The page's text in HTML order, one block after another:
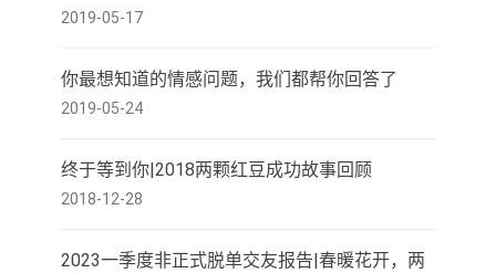
2019-05-17
你最想知道的情感问题，我们都帮你回答了
2019-05-24
终于等到你|2018两颗红豆成功故事回顾
2018-12-28
2023一季度非正式脱单交友报告|春暖花开，两